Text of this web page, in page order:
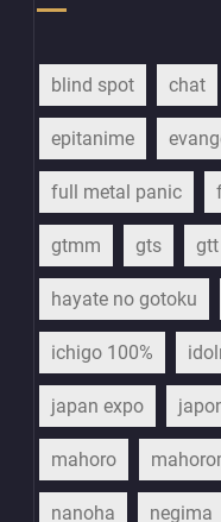
blind spot chat
epitanime
full metal panic
gtmm gts gtt
hayate no gotoku
ichigo 100%
japan expo
mahoro
nanoha negima